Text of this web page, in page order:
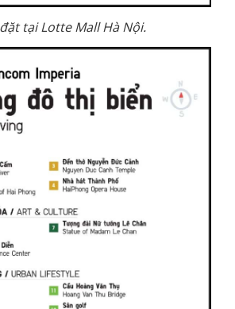
tại Lotte Mall Hà Nội.